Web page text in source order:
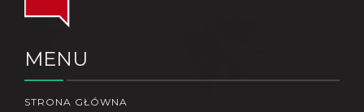
MENU
STRONA GŁÓWNA